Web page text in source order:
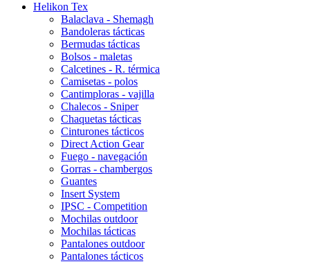
Helikon Tex
Balaclava - Shemagh
Bandoleras tácticas
Bermudas tácticas
Bolsos - maletas
Calcetines - R. térmica
Camisetas - polos
Cantimploras - vajilla
Chalecos - Sniper
Chaquetas tácticas
Cinturones tácticos
Direct Action Gear
Fuego - navegación
Gorras - chambergos
Guantes
Insert System
IPSC - Competition
Mochilas outdoor
Mochilas tácticas
Pantalones outdoor
Pantalones tácticos